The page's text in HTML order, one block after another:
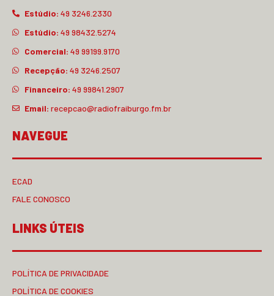
Estúdio: 49 3246.2330
Estúdio: 49 98432.5274
Comercial: 49 99199.9170
Recepção: 49 3246.2507
Financeiro: 49 99841.2907
Email: recepcao@radiofraiburgo.fm.br
NAVEGUE
ECAD
FALE CONOSCO
LINKS ÚTEIS
POLÍTICA DE PRIVACIDADE
POLÍTICA DE COOKIES